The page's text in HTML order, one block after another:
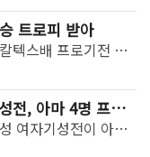
트로피 받아
신민준 9단이 제31기 GS칼텍스배 프로기전 우승 트로피를 품에 안았다.
열 돌 맞은 해성 여자기성전, 아마 4명 프로들과 본선 도전
올해로 10회째를 맞은 해성 여자기성전이 아마선발전을 시작으로 4개월간의 대장정에 돌입했다.